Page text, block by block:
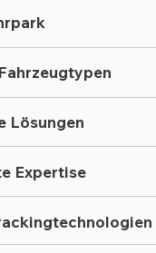
Lösungen
Expertise